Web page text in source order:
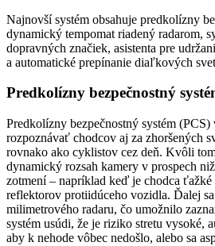
Najnovší systém obsahuje predkolízny
dynamický tempomat riadený radarom,
dopravných značiek, asistenta pre
a automatické prepínanie diaľkových
Predkolízny bezpečnostný
Predkolízny bezpečnostný systém
rozpoznávať chodcov aj za zhoršených
rovnako ako cyklistov cez deň. Kvôli
dynamický rozsah kamery v prospech
zotmení – napríklad keď je chodca
reflektorov protiidúceho vozidla. Ďalej
milimetrového radaru, čo umožnilo
systém usúdi, že je riziko stretu vysoké,
aby k nehode vôbec nedošlo, alebo sa